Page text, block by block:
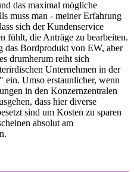
das maximal mögliche
muss man - meiner Erfahrung
sich der Kundenservice
fühlt, die Anträge zu bearbeiten.
das Bordprodukt von EW, aber
drumherum reiht sich
Unternehmen in der
ein. Umso erstaunlicher, wenn
in den Konzernzentralen
dass hier diverse
sind um Kosten zu sparen
absolut am